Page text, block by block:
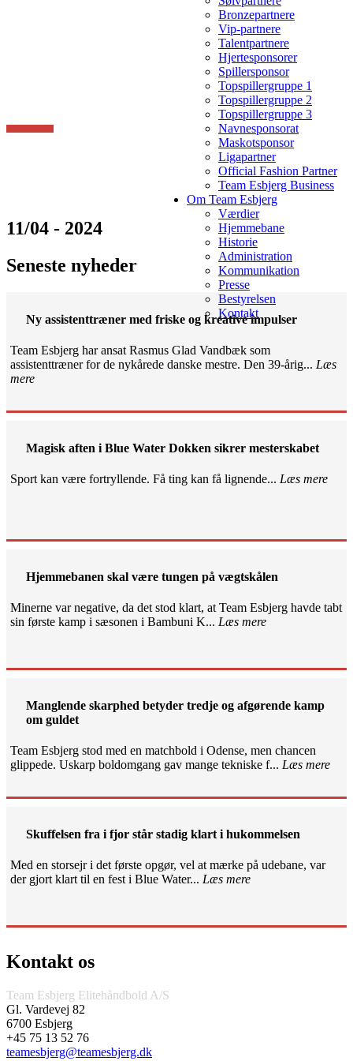
Bronzepartnere
Vip-partnere
Talentpartnere
Hjertesponsorer
Spillersponsor
Topspillergruppe 1
Topspillergruppe 2
Topspillergruppe 3
Navnesponsorat
Maskotsponsor
Ligapartner
Official Fashion Partner
Team Esbjerg Business
Om Team Esbjerg
Værdier
Hjemmebane
Historie
Administration
Kommunikation
Presse
Bestyrelsen
Kontakt
11/04 - 2024
Seneste nyheder
Ny assistenttræner med friske og kreative impulser
Team Esbjerg har ansat Rasmus Glad Vandbæk som
assistenttræner for de nykårede danske mestre. Den 39-årig... Læs
mere
Magisk aften i Blue Water Dokken sikrer mesterskabet
Sport kan være fortryllende. Få ting kan få lignende... Læs mere
Hjemmebanen skal være tungen på vægtskålen
Minerne var negative, da det stod klart, at Team Esbjerg havde tabt
sin første kamp i sæsonen i Bambuni K... Læs mere
Manglende skarphed betyder tredje og afgørende kamp
om guldet
Team Esbjerg stod med en matchbold i Odense, men chancen
glippede. Uskarp boldomgang gav mange tekniske f... Læs mere
Skuffelsen fra i fjor står stadig klart i hukommelsen
Med en storsejr i det første opgør, vel at mærke på udebane, var
der gjort klart til en fest i Blue Water... Læs mere
Kontakt os
Team Esbjerg Elitehåndbold A/S
Gl. Vardevej 82
6700 Esbjerg
+45 75 13 52 76
teamesbjerg@teamesbjerg.dk